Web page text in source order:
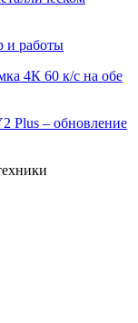
и работы
4К 60 к/с на обе
Plus – обновление